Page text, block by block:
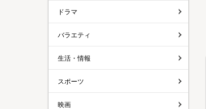
ドラマ
バラエティ
生活・情報
スポーツ
映画